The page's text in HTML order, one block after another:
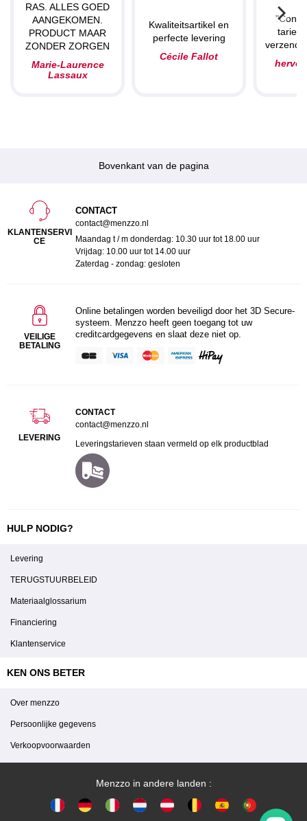
RAS. ALLES GOED
AANGEKOMEN.
PRODUCT MAAR
ZONDER ZORGEN
Marie-Laurence
Lassaux
Kwaliteitsartikel en
perfecte levering
Cécile Fallot
herve
Bovenkant van de pagina
KLANTENSERVI
CE
CONTACT
contact@menzzo.nl
Maandag t / m donderdag: 10.30 uur tot 18.00 uur
Vrijdag: 10.00 uur tot 14.00 uur
Zaterdag - zondag: gesloten
VEILIGE
BETALING
Online betalingen worden beveiligd door het 3D Secure-
systeem. Menzzo heeft geen toegang tot uw
creditcardgegevens en slaat deze niet op.
LEVERING
CONTACT
contact@menzzo.nl
Leveringstarieven staan vermeld op elk productblad
HULP NODIG?
Levering
TERUGSTUURBELEID
Materiaalglossarium
Financiering
Klantenservice
KEN ONS BETER
Over menzzo
Persoonlijke gegevens
Verkoopvoorwaarden
Menzzo in andere landen :